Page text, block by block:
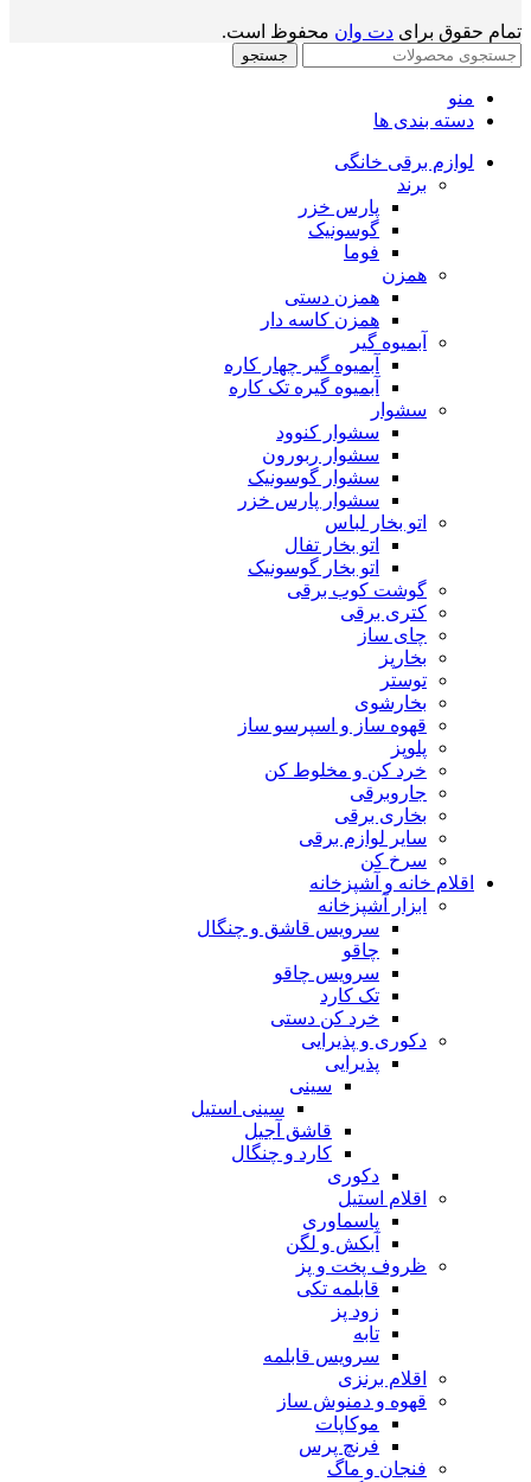
تمام حقوق برای دت وان محفوظ است.
جستجو
منو
دسته بندی ها
لوازم برقی خانگی
برند
پارس خزر
گوسونیک
فوما
همزن
همزن دستی
همزن کاسه دار
آبمیوه گیر
آبمیوه گیر چهار کاره
آبمیوه گیره تک کاره
سشوار
سشوار کنوود
سشوار ربورون
سشوار گوسونیک
سشوار پارس خزر
اتو بخار لباس
اتو بخار تفال
اتو بخار گوسونیک
گوشت کوب برقی
کتری برقی
چای ساز
بخارپز
توستر
بخارشوی
قهوه ساز و اسپرسو ساز
پلوپز
خرد کن و مخلوط کن
جاروبرقی
بخاری برقی
سایر لوازم برقی
سرخ کن
اقلام خانه و آشپزخانه
ابزار آشپزخانه
سرویس قاشق و چنگال
چاقو
سرویس چاقو
تک کارد
خرد کن دستی
دکوری و پذیرایی
پذیرایی
سینی
سینی استیل
قاشق آجیل
کارد و چنگال
دکوری
اقلام استیل
پاسماوری
آبکش و لگن
ظروف پخت و پز
قابلمه تکی
زود پز
تابه
سرویس قابلمه
اقلام برنزی
قهوه و دمنوش ساز
موکاپات
فرنچ پرس
فنجان و ماگ